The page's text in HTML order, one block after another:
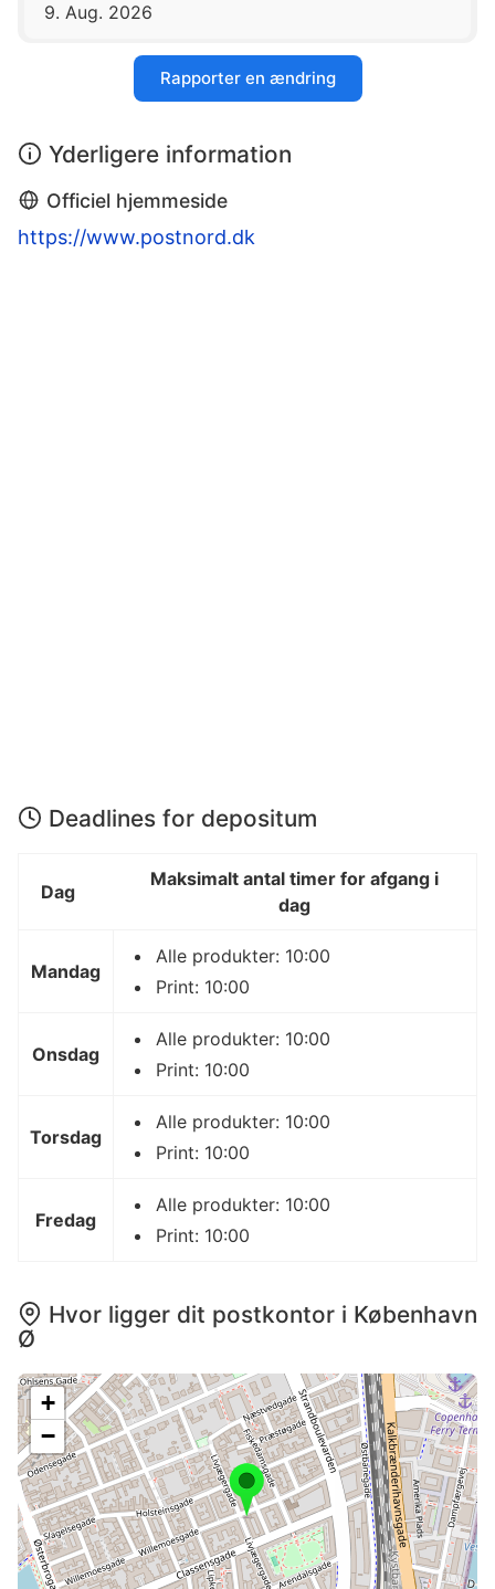
9. Aug. 2026
Rapporter en ændring
Yderligere information
Officiel hjemmeside
https://www.postnord.dk
Deadlines for depositum
Dag
Maksimalt antal timer for afgang i
dag
Mandag
Alle produkter: 10:00
Print: 10:00
Onsdag
Alle produkter: 10:00
Print: 10:00
Torsdag
Alle produkter: 10:00
Print: 10:00
Fredag
Alle produkter: 10:00
Print: 10:00
Hvor ligger dit postkontor i København
Ø
+
−